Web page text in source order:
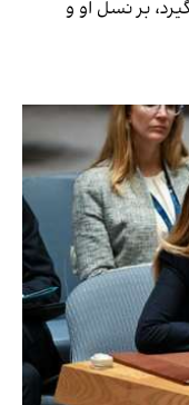
بر نسل او و